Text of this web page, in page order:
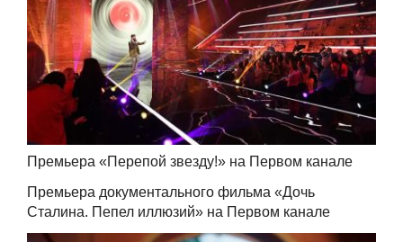
Премьера «Перепой звезду!» на Первом канале
Премьера документального фильма «Дочь
Сталина. Пепел иллюзий» на Первом канале